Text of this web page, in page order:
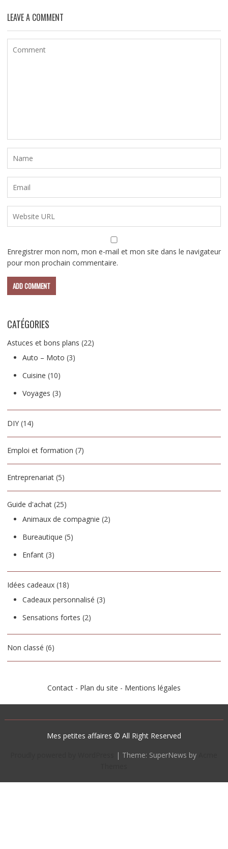
LEAVE A COMMENT
Enregistrer mon nom, mon e-mail et mon site dans le navigateur
pour mon prochain commentaire.
CATÉGORIES
Astuces et bons plans (22)
Auto – Moto (3)
Cuisine (10)
Voyages (3)
DIY(14)
Emploi et formation (7)
Entreprenariat(5)
Guide d'achat(25)
Animaux de compagnie (2)
Bureautique (5)
Enfant(3)
Idées cadeaux(18)
Cadeaux personnalisé (3)
Sensations fortes (2)
Non classé (6)
Contact - Plan du site - Mentions légales
Mes petites affaires © All Right Reserved
| Theme: SuperNews by